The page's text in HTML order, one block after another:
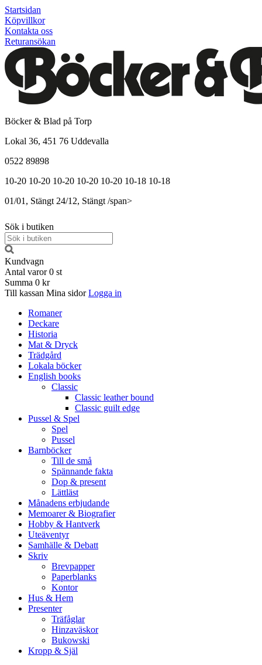
Startsidan
Köpvillkor
Kontakta oss
Returansökan
Böcker & Blad på Torp
Lokal 36, 451 76 Uddevalla
0522 89898
10-20 10-20 10-20 10-20 10-20 10-18 10-18
01/01, Stängt 24/12, Stängt /span>
Sök i butiken
Kundvagn
Antal varor 0 st
Summa 0 kr
Till kassan Mina sidor Logga in
Romaner
Deckare
Historia
Mat & Dryck
Trädgård
Lokala böcker
English books
Classic
Classic leather bound
Classic guilt edge
Pussel & Spel
Spel
Pussel
Barnböcker
Till de små
Spännande fakta
Dop & present
Lättläst
Månadens erbjudande
Memoarer & Biografier
Hobby & Hantverk
Uteäventyr
Samhälle & Debatt
Skriv
Brevpapper
Paperblanks
Kontor
Hus & Hem
Presenter
Träfåglar
Hinzaväskor
Bukowski
Kropp & Själ